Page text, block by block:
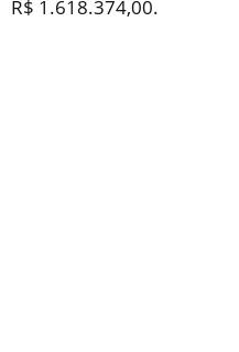
R$ 1.618.374,00.